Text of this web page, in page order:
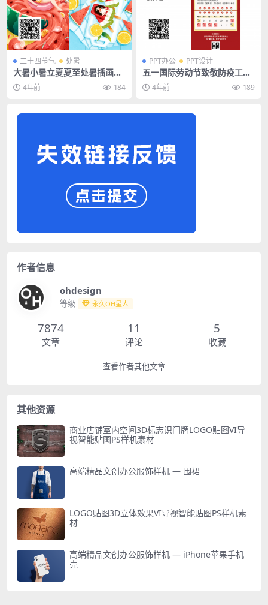
二十四节气 处暑
大暑小暑立夏夏至处暑插画商
业活动海报启动页PSD素材模
板 4年前 184
PPT办公 PPT设计
五一国际劳动节致敬防疫工人
商业活动放假通知海报PPT模
板 4年前 189
作者信息
ohdesign
等级 永久OH星人
7874
文章
11
评论
5
收藏
查看作者其他文章
其他资源
商业店铺室内空间3D标志识门牌LOGO贴图VI导
视智能贴图PS样机素材
高端精品文创办公服饰样机 — 围裙
LOGO贴图3D立体效果VI导视智能贴图PS样机素
材
高端精品文创办公服饰样机 — iPhone苹果手机
壳